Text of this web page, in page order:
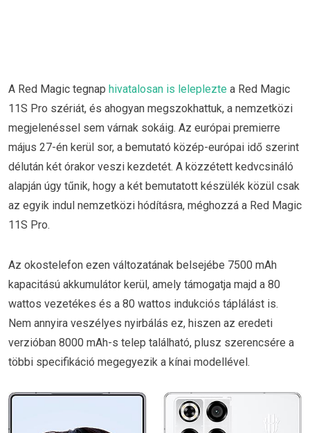
A Red Magic tegnap hivatalosan is leleplezte a Red Magic
11S Pro szériát, és ahogyan megszokhattuk, a nemzetközi
megjelenéssel sem várnak sokáig. Az európai premierre
május 27-én kerül sor, a bemutató közép-európai idő szerint
délután két órakor veszi kezdetét. A közzétett kedvcsináló
alapján úgy tűnik, hogy a két bemutatott készülék közül csak
az egyik indul nemzetközi hódításra, méghozzá a Red Magic
11S Pro.
Az okostelefon ezen változatának belsejébe 7500 mAh
kapacitású akkumulátor kerül, amely támogatja majd a 80
wattos vezetékes és a 80 wattos indukciós táplálást is.
Nem annyira veszélyes nyirbálás ez, hiszen az eredeti
verzióban 8000 mAh-s telep található, plusz szerencsére a
többi specifikáció megegyezik a kínai modellével.